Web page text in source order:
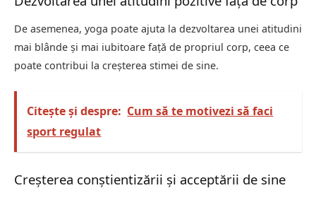
De asemenea, yoga poate ajuta la dezvoltarea unei atitudini
mai blânde și mai iubitoare față de propriul corp, ceea ce
poate contribui la creșterea stimei de sine.
Citește și despre: Cum să te motivezi să faci
sport regulat
Creșterea conștientizării și acceptării de sine